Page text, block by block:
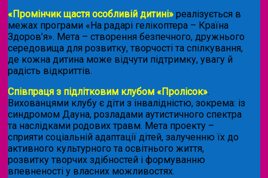
«Промінчик щастя особливій дитині» реалізується в
межах програми «На радарі гелікоптера – Країна
Здоров’я». Мета – створення безпечного, дружнього
середовища для розвитку, творчості та спілкування,
де кожна дитина може відчути підтримку, увагу й
радість відкриттів.
Співпраця з підлітковим клубом «Пролісок».
Вихованцями клубу є діти з інвалідністю, зокрема: із
синдромом Дауна, розладами аутистичного спектра
та наслідками родових травм. Мета проекту –
сприяти соціальній адаптації дітей, залученню їх до
активного культурного та освітнього життя,
розвитку творчих здібностей і формуванню
впевненості у власних можливостях.